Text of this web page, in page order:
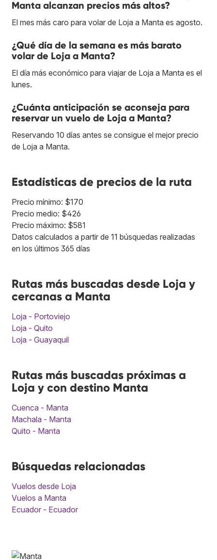
Manta alcanzan precios más altos?
El mes más caro para volar de Loja a Manta es agosto.
¿Qué día de la semana es más barato
volar de Loja a Manta?
El día más económico para viajar de Loja a Manta es el
lunes.
¿Cuánta anticipación se aconseja para
reservar un vuelo de Loja a Manta?
Reservando 10 días antes se consigue el mejor precio
de Loja a Manta.
Estadísticas de precios de la ruta
Precio mínimo: $170
Precio medio: $426
Precio máximo: $581
Datos calculados a partir de 11 búsquedas realizadas
en los últimos 365 días
Rutas más buscadas desde Loja y
cercanas a Manta
Loja - Portoviejo
Loja - Quito
Loja - Guayaquil
Rutas más buscadas próximas a
Loja y con destino Manta
Cuenca - Manta
Machala - Manta
Quito - Manta
Búsquedas relacionadas
Vuelos desde Loja
Vuelos a Manta
Ecuador - Ecuador